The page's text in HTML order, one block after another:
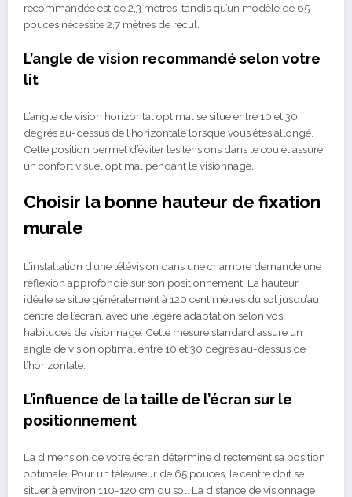
recommandée est de 2,3 mètres, tandis qu’un modèle de 65
pouces nécessite 2,7 mètres de recul.
L’angle de vision recommandé selon votre
lit
L’angle de vision horizontal optimal se situe entre 10 et 30
degrés au-dessus de l’horizontale lorsque vous êtes allongé.
Cette position permet d’éviter les tensions dans le cou et assure
un confort visuel optimal pendant le visionnage.
Choisir la bonne hauteur de fixation
murale
L’installation d’une télévision dans une chambre demande une
réflexion approfondie sur son positionnement. La hauteur
idéale se situe généralement à 120 centimètres du sol jusqu’au
centre de l’écran, avec une légère adaptation selon vos
habitudes de visionnage. Cette mesure standard assure un
angle de vision optimal entre 10 et 30 degrés au-dessus de
l’horizontale.
L’influence de la taille de l’écran sur le
positionnement
La dimension de votre écran détermine directement sa position
optimale. Pour un téléviseur de 65 pouces, le centre doit se
situer à environ 110-120 cm du sol. La distance de visionnage